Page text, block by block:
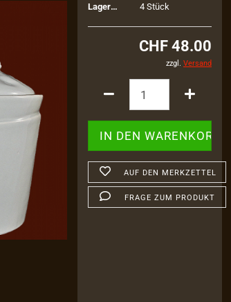
Lagerbestand:
4 Stück
CHF 48.00
zzgl. Versand
AUF DEN MERKZETTEL
FRAGE ZUM PRODUKT